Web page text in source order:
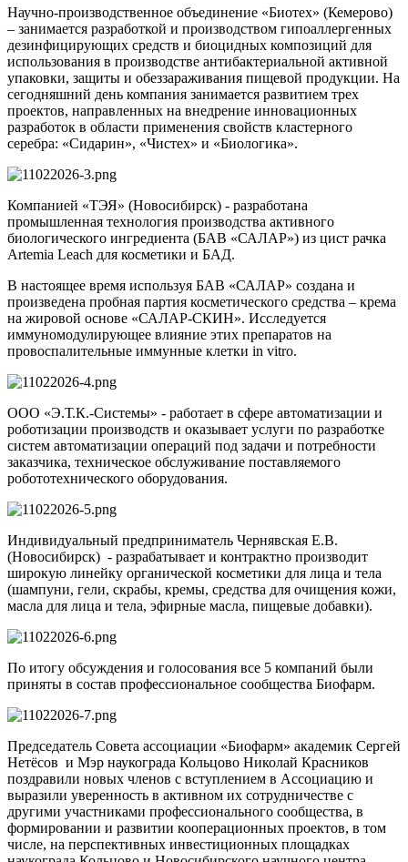
Научно-производственное объединение «Биотех» (Кемерово)
– занимается разработкой и производством гипоаллергенных
дезинфицирующих средств и биоцидных композиций для
использования в производстве антибактериальной активной
упаковки, защиты и обеззараживания пищевой продукции. На
сегодняшний день компания занимается развитием трех
проектов, направленных на внедрение инновационных
разработок в области применения свойств кластерного
серебра: «Сидарин», «Чистех» и «Биологика».
Компанией «ТЭЯ» (Новосибирск) - разработана
промышленная технология производства активного
биологического ингредиента (БАВ «САЛАР») из цист рачка
Artemia Leach для косметики и БАД.
В настоящее время используя БАВ «САЛАР» создана и
произведена пробная партия косметического средства – крема
на жировой основе «САЛАР-СКИН». Исследуется
иммуномодулирующее влияние этих препаратов на
провоспалительные иммунные клетки in vitro.
ООО «Э.Т.К.-Системы» - работает в сфере автоматизации и
роботизации производств и оказывает услуги по разработке
систем автоматизации операций под задачи и потребности
заказчика, техническое обслуживание поставляемого
робототехнического оборудования.
Индивидуальный предприниматель Чернявская Е.В.
(Новосибирск) - разрабатывает и контрактно производит
широкую линейку органической косметики для лица и тела
(шампуни, гели, скрабы, кремы, средства для очищения кожи,
масла для лица и тела, эфирные масла, пищевые добавки).
По итогу обсуждения и голосования все 5 компаний были
приняты в состав профессиональное сообщества Биофарм.
Председатель Совета ассоциации «Биофарм» академик Сергей
Нетёсов и Мэр наукограда Кольцово Николай Красников
поздравили новых членов с вступлением в Ассоциацию и
выразили уверенность в активном их сотрудничестве с
другими участниками профессионального сообщества, в
формировании и развитии кооперационных проектов, в том
числе, на перспективных инвестиционных площадках